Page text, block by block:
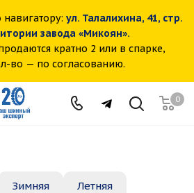
ул. Талалихина, 41, стр.
завода «Микоян».
кратно 2 или в спарке,
во — по согласованию.
0
Зимняя Летняя